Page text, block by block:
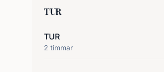
TUR
TUR
2 timmar